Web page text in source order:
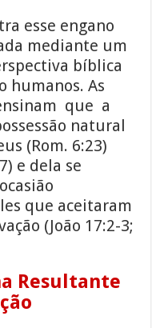
esse engano
mediante um
bíblica
humanos. As
que a
natural
(Rom. 6:23)
e dela se
que aceitaram
(João 17:2-3;
Resultante